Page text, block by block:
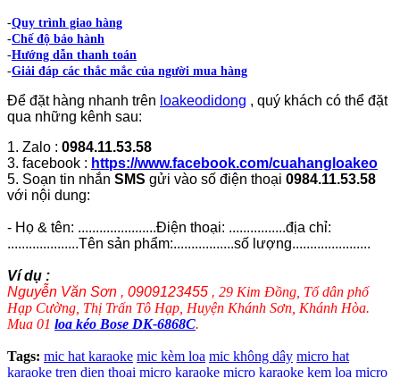
-Quy trình giao hàng
-Chế độ bảo hành
-Hướng dẫn thanh toán
-Giải đáp các thắc mắc của người mua hàng
Để đặt hàng nhanh trên loakeodidong , quý khách có thể đặt
qua những kênh sau:
1. Zalo : 0984.11.53.58
3. facebook : https://www.facebook.com/cuahangloakeo
5. Soạn tin nhắn SMS gửi vào số điện thoại 0984.11.53.58
với nội dung:
- Họ & tên: ......................Điện thoại: ................địa chỉ:
....................Tên sản phẩm:.................số lượng......................
Ví dụ :
Nguyễn Văn Sơn , 0909123455 , 29 Kim Đồng, Tổ dân phố
Hạp Cường, Thị Trấn Tô Hạp, Huyện Khánh Sơn, Khánh Hòa.
Mua 01 loa kéo Bose DK-6868C.
Tags: mic hat karaoke mic kèm loa mic không dây micro hat
karaoke tren dien thoai micro karaoke micro karaoke kem loa micro